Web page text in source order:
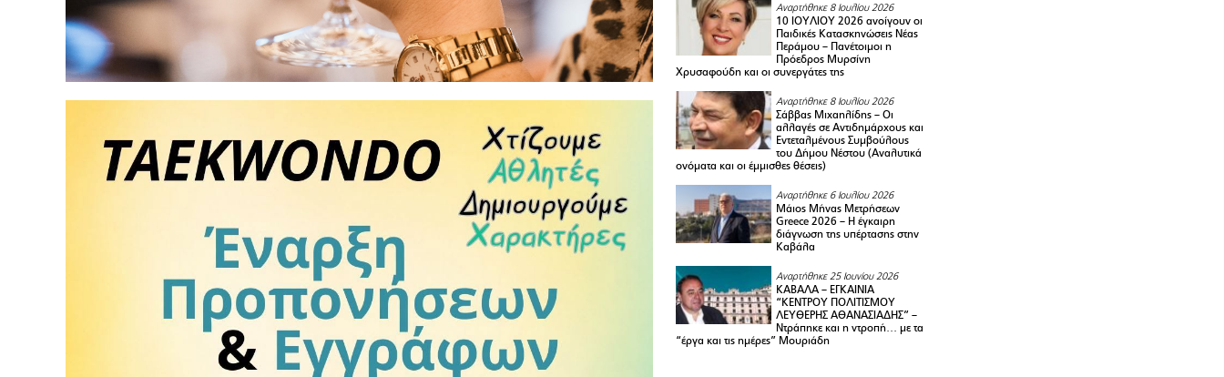
Αναρτήθηκε 8 Ιουλίου 2026
10 ΙΟΥΛΙΟΥ 2026 ανοίγουν οι
Παιδικές Κατασκηνώσεις Νέας
Περάμου – Πανέτοιμοι η
Πρόεδρος Μυρσίνη
Χρυσαφούδη και οι συνεργάτες της
Αναρτήθηκε 8 Ιουλίου 2026
Σάββας Μιχαηλίδης – Οι
αλλαγές σε Αντιδημάρχους και
Εντεταλμένους Συμβούλους
του Δήμου Νέστου (Αναλυτικά
ονόματα και οι έμμισθες θέσεις)
Αναρτήθηκε 6 Ιουλίου 2026
Μάιος Μήνας Μετρήσεων
Greece 2026 – H έγκαιρη
διάγνωση της υπέρτασης στην
Καβάλα
Αναρτήθηκε 25 Ιουνίου 2026
ΚΑΒΑΛΑ – ΕΓΚΑΙΝΙΑ
“ΚΕΝΤΡΟΥ ΠΟΛΙΤΙΣΜΟΥ
ΛΕΥΘΕΡΗΣ ΑΘΑΝΑΣΙΑΔΗΣ” –
Ντράπηκε και η ντροπή… με τα
“έργα και τις ημέρες” Μουριάδη